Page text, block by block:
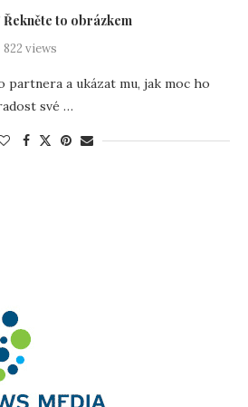
Řekněte to obrázkem
822 views
partnera a ukázat mu, jak moc ho
své …